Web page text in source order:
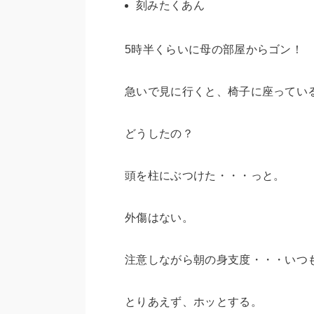
刻みたくあん
5時半くらいに母の部屋からゴン！
急いで見に行くと、椅子に座ってい
どうしたの？
頭を柱にぶつけた・・・っと。
外傷はない。
注意しながら朝の身支度・・・いつ
とりあえず、ホッとする。